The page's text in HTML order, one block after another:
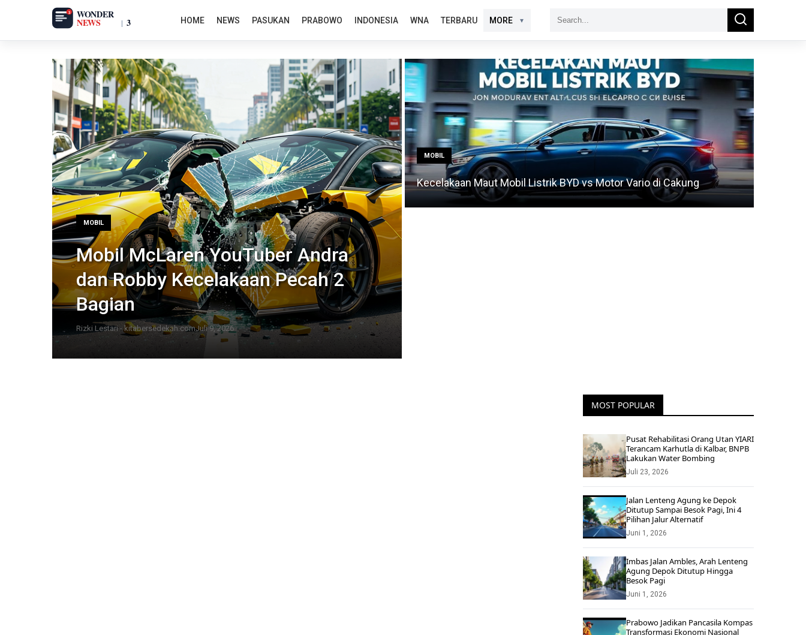
HOME NEWS PASUKAN PRABOWO INDONESIA WNA TERBARU MORE
Search
Search
MOBIL
Mobil McLaren YouTuber Andra
dan Robby Kecelakaan Pecah 2
Bagian
Rizki Lestari - kitabersedekah.comJuli 9, 2026
MOBIL
Kecelakaan Maut Mobil Listrik BYD vs Motor Vario di Cakung
MOST POPULAR
Pusat Rehabilitasi Orang Utan YIARI
Terancam Karhutla di Kalbar, BNPB
Lakukan Water Bombing
Juli 23, 2026
Jalan Lenteng Agung ke Depok
Ditutup Sampai Besok Pagi, Ini 4
Pilihan Jalur Alternatif
Juni 1, 2026
Imbas Jalan Ambles, Arah Lenteng
Agung Depok Ditutup Hingga
Besok Pagi
Juni 1, 2026
Prabowo Jadikan Pancasila Kompas
Transformasi Ekonomi Nasional